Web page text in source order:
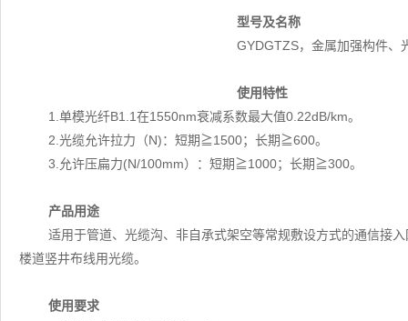
型号及名称
GYDGTZS，金属加强构件、
使用特性
1.单模光纤B1.1在1550nm衰减系数最大值0.22dB/km。
2.光缆允许拉力（N)：短期≧1500；长期≧600。
3.允许压扁力(N/100mm）：短期≧1000；长期≧300。
产品用途
适用于管道、光缆沟、非自承式架空等常规敷设方式的通信接
楼道竖井布线用光缆。
使用要求